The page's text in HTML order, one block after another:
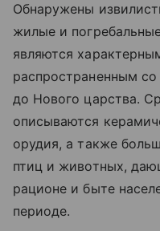
Обнаружены
жилые и
являются
распространенным
до Нового царства.
описываются
орудия, а также
птиц и животных,
рационе и быте
периоде.